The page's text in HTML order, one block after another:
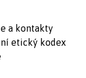
a kontakty
etický kodex